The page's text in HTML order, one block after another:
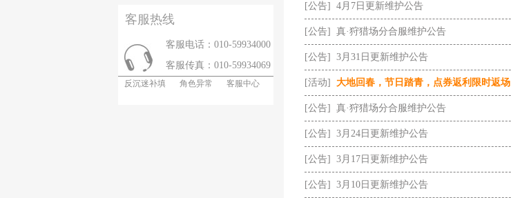
客服热线
客服电话：010-59934000
客服传真：010-59934069
反沉迷补填 角色异常 客服中心
[公告] 4月7日更新维护公告
[公告] 真·狩猎场分合服维护公告
[公告] 3月31日更新维护公告
[活动] 大地回春，节日踏青，点券返利限时返场
[公告] 真·狩猎场分合服维护公告
[公告] 3月24日更新维护公告
[公告] 3月17日更新维护公告
[公告] 3月10日更新维护公告